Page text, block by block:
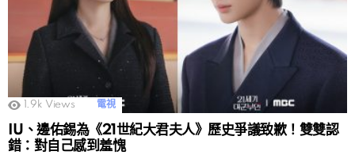
1.9k Views 電視
IU、邊佑錫為《21世紀大君夫人》歷史爭議致歉！雙雙認
錯：對自己感到羞愧